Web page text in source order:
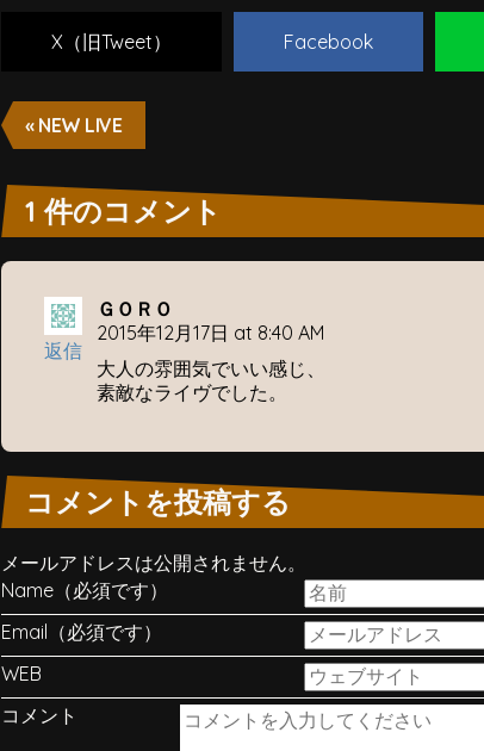
X（旧Tweet） Facebook
« NEW LIVE
1 件のコメント
ＧＯＲＯ
2015年12月17日 at 8:40 AM
返信
大人の雰囲気でいい感じ、
素敵なライヴでした。
コメントを投稿する
メールアドレスは公開されません。
Name（必須です）
Email（必須です）
WEB
コメント